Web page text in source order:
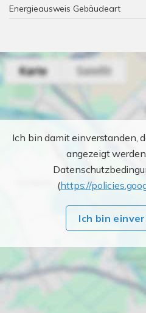
Energieausweis Gebäudeart
Ich bin damit einverstanden,
angezeigt
(https://
Ich bin